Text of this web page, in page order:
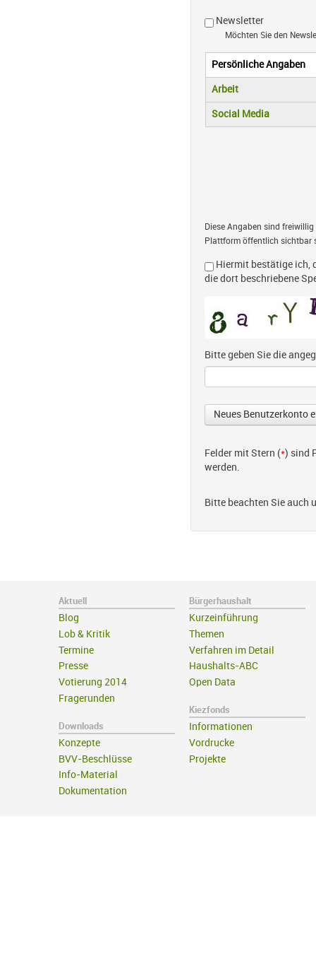
Newsletter
Möchten Sie den
Vertikale
Persönliche Angaben
(aktiver Reiter)
Arbeit
Social Media
Diese Angaben sind
Plattform öffentlich sichtbar
Hiermit bestätige ich,
die dort beschriebene
Bitte geben Sie die
Felder mit Stern (*) sind
werden.
Bitte beachten Sie auch
Aktuell
Blog
Lob & Kritik
Termine
Presse
Votierung 2014
Fragerunden
Downloads
Konzepte
BVV-Beschlüsse
Info-Material
Dokumentation
Bürgerhaushalt
Kurzeinführung
Themen
Verfahren im Detail
Haushalts-ABC
Open Data
Kiezfonds
Informationen
Vordrucke
Projekte